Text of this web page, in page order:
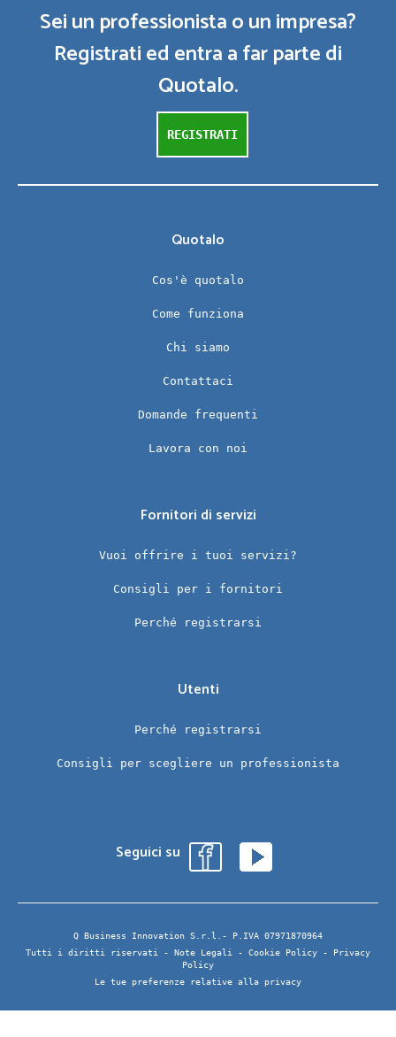
Sei un professionista o un impresa?
Registrati ed entra a far parte di
Quotalo.
REGISTRATI
Quotalo
Cos'è quotalo
Come funziona
Chi siamo
Contattaci
Domande frequenti
Lavora con noi
Fornitori di servizi
Vuoi offrire i tuoi servizi?
Consigli per i fornitori
Perché registrarsi
Utenti
Perché registrarsi
Consigli per scegliere un professionista
Seguici su
Q Business Innovation S.r.l.- P.IVA 07971870964
Tutti i diritti riservati - Note Legali - Cookie Policy -
Privacy
Policy
Le tue preferenze relative alla privacy